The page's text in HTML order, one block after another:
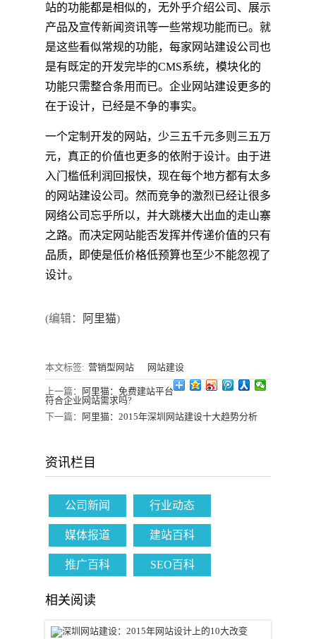
站的功能都是相似的，无外乎介绍公司、展示
产品及宣传新闻资讯等一些常规功能而已。就
是这些看似常规的功能，每家网站建设公司也
是有既定的开发完毕的CMS系统，模块化的
功能只需整合条用而已。企业网站建设更多的
在于设计，已经是不争的事实。
一个定制开发的网站，少三五千元多则三五万
元，真正的价值也更多的依附于设计。由于进
入门槛低利润回报快，现在每个地方都有太多
的网站建设公司。然而竞争的激烈已经让很多
网络公司忘乎所以，并大跳楼大出血的走山寨
之路。而决定网站能否发挥并传递价值的只有
品质，即使是低价格低预算也至少不能忽视了
设计。
(编辑： 阿里猫)
本文标签: 营销型网站 网站建设
上一篇： 阿里猫：免费建站平台
符合企业网站需求吗?
下一篇： 阿里猫：2015年深圳网站建设十大趋势分析
资讯栏目
公司新闻 行业动态
媒体报道 建站百科
推广百科 SEO百科
相关阅读